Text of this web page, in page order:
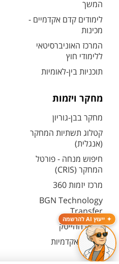
ייעוץ AI להרשמה
המשך
לימודים קדם אקדמיים -
מכינות
המרכז האוניברסיטאי
ללימודי חוץ
תוכניות בין-לאומיות
מחקר ויזמות
מחקר בבן-גוריון
קטלוג תשתיות המחקר
(אנגלית)
חיפוש מנחה - פורטל
המחקר (CRIS)
מרכז יזמות 360
BGN Technology
Transfer
פארק ההייטק
משרות אקדמיות